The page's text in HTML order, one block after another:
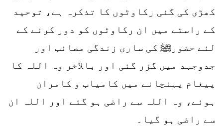
کھڑی کی گئی رکاوٹوں کا تذکرہ ہے، توحید
کے راستے میں ان رکاوٹوں کو دور کرنے کے
لئے حضورﷺ کی ساری زندگی مصائب اور
جدوجہد میں گزر گئی اور بالآخر وہ اللہ کا
پیغام پہنچانے میں کامیاب و کامران
ہوئے، وہ اللہ سے راضی ہو گئے اور اللہ ان
سے راضی ہو گیا۔